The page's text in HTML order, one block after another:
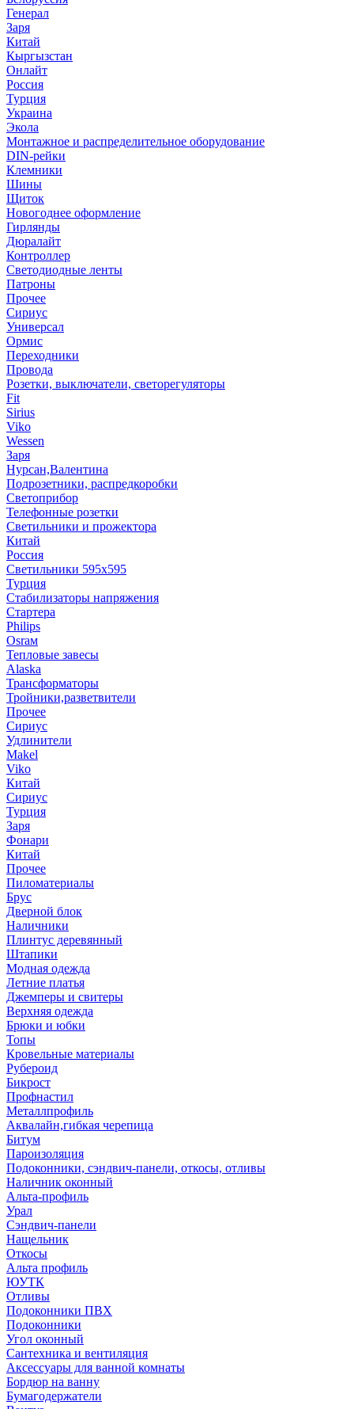
Генерал
Заря
Китай
Кыргызстан
Онлайт
Россия
Турция
Украина
Экола
Монтажное и распределительное оборудование
DIN-рейки
Клемники
Шины
Щиток
Новогоднее оформление
Гирлянды
Дюралайт
Контроллер
Светодиодные ленты
Патроны
Прочее
Сириус
Универсал
Ормис
Переходники
Провода
Розетки, выключатели, светорегуляторы
Fit
Sirius
Viko
Wessen
Заря
Нурсан,Валентина
Подрозетники, распредкоробки
Светоприбор
Телефонные розетки
Светильники и прожектора
Китай
Россия
Светильники 595х595
Турция
Стабилизаторы напряжения
Стартера
Philips
Оsrам
Тепловые завесы
Alaska
Трансформаторы
Тройники,разветвители
Прочее
Сириус
Удлинители
Makel
Viko
Китай
Сириус
Турция
Заря
Фонари
Китай
Прочее
Пиломатериалы
Брус
Дверной блок
Наличники
Плинтус деревянный
Штапики
Модная одежда
Летние платья
Джемперы и свитеры
Верхняя одежда
Брюки и юбки
Топы
Кровельные материалы
Рубероид
Бикрост
Профнастил
Металлпрофиль
Аквалайн,гибкая черепица
Битум
Пароизоляция
Подоконники, сэндвич-панели, откосы, отливы
Наличник оконный
Альта-профиль
Урал
Сэндвич-панели
Нащельник
Откосы
Альта профиль
ЮУТК
Отливы
Подоконники ПВХ
Подоконники
Угол оконный
Сантехника и вентиляция
Аксессуары для ванной комнаты
Бордюр на ванну
Бумагодержатели